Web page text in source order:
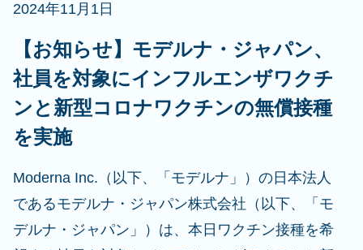
2024年11月1日
【お知らせ】モデルナ・ジャパン、
社員を対象にインフルエンザワクチ
ンと新型コロナワクチンの無償接種
を実施
Moderna Inc.（以下、「モデルナ」）の日本法人
であるモデルナ・ジャパン株式会社（以下、「モ
デルナ・ジャパン」）は、本日ワクチン接種を希